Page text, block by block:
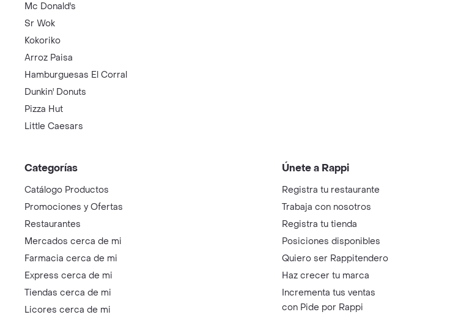
Mc Donald's
Sr Wok
Kokoriko
Arroz Paisa
Hamburguesas El Corral
Dunkin' Donuts
Pizza Hut
Little Caesars
Categorías
Catálogo Productos
Promociones y Ofertas
Restaurantes
Mercados cerca de mi
Farmacia cerca de mi
Express cerca de mi
Tiendas cerca de mi
Licores cerca de mi
Únete a Rappi
Registra tu restaurante
Trabaja con nosotros
Registra tu tienda
Posiciones disponibles
Quiero ser Rappitendero
Haz crecer tu marca
Incrementa tus ventas
con Pide por Rappi